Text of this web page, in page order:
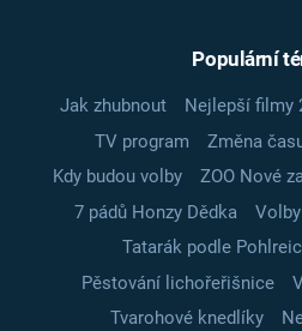
Populární
Jak zhubnout Nejlepší filmy
TV program
Změna
Kdy budou volby
ZOO Nové
7 pádů Honzy Dědka
Tatarák podle
Pěstování lichořeřišnice
Tvarohové knedlíky